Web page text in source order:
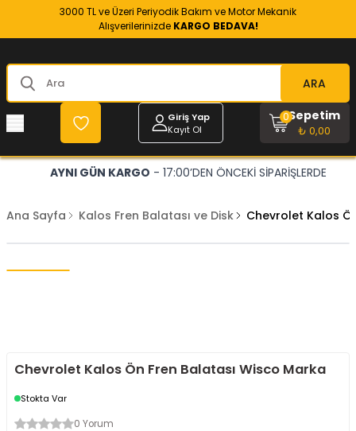
3000 TL ve Üzeri Periyodik Bakım ve Motor Mekanik
Alışverilerinizde KARGO BEDAVA!
ARA
Giriş Yap
Kayıt Ol
Sepetim
₺ 0,00
0
AYNI GÜN KARGO - 17:00’DEN ÖNCEKİ SİPARİŞLERDE
Ana Sayfa Kalos Fren Balatası ve Disk Chevrolet Kalos
Chevrolet Kalos Ön Fren Balatası Wisco Marka
Stokta Var
0 Yorum